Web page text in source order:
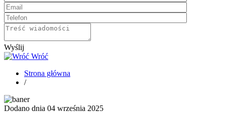
Wyślij
Wróć
Strona główna
/
Dodano dnia 04 września 2025